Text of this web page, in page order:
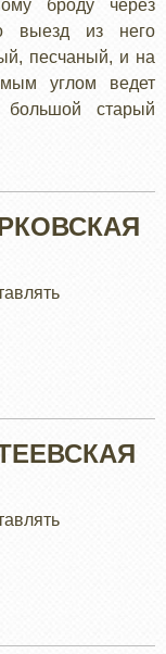
броду через
выезд из него
песчаный, и на
углом ведет
большой старый